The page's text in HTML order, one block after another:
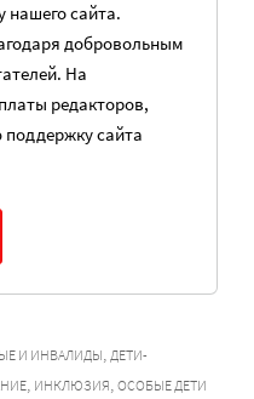
нашего сайта.
добровольным
На
редакторов,
сайта
И ИНВАЛИДЫ, ДЕТИ-
, ИНКЛЮЗИЯ, ОСОБЫЕ ДЕТИ